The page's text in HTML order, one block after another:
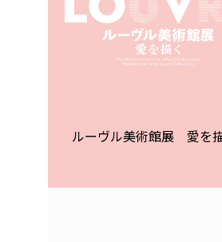
ルーヴル美術館展 愛を